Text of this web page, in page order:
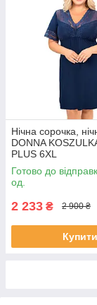
Нічна сорочка,
DONNA
PLUS 6XL
Готово до
од.
2 233 ₴ 2 900 ₴
Купити